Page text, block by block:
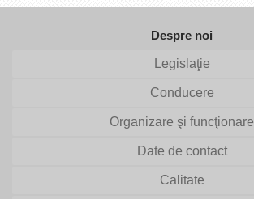
Despre noi
Legislaţie
Conducere
Organizare şi funcţionare
Date de contact
Calitate